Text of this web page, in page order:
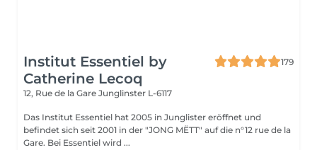
Institut Essentiel by
Catherine Lecoq
179
12, Rue de la Gare Junglinster L-6117
Das Institut Essentiel hat 2005 in Junglister eröffnet und
befindet sich seit 2001 in der "JONG MËTT" auf die n°12 rue de la
Gare. Bei Essentiel wird ...